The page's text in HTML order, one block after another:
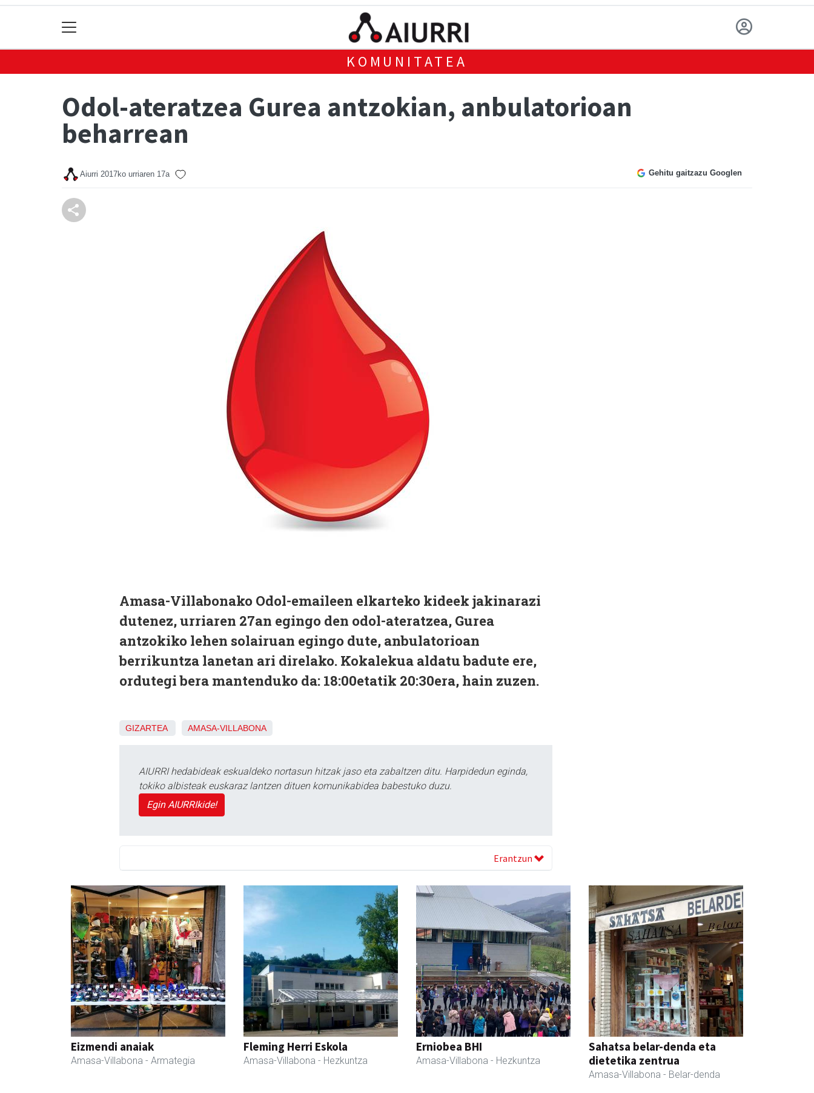
KOMUNITATEA
Odol-ateratzea Gurea antzokian, anbulatorioan
beharrean
Aiurri 2017ko urriaren 17a Gehitu gaitzazu Googlen
Amasa-Villabonako Odol-emaileen elkarteko kideek jakinarazi
dutenez, urriaren 27an egingo den odol-ateratzea, Gurea
antzokiko lehen solairuan egingo dute, anbulatorioan
berrikuntza lanetan ari direlako. Kokalekua aldatu badute ere,
ordutegi bera mantenduko da: 18:00etatik 20:30era, hain zuzen.
GIZARTEA AMASA-VILLABONA
AIURRI hedabideak eskualdeko nortasun hitzak jaso eta zabaltzen ditu. Harpidedun eginda,
tokiko albisteak euskaraz lantzen dituen komunikabidea babestuko duzu.
Egin AIURRIkide!
Erantzun
Eizmendi anaiak
Amasa-Villabona - Armategia
Fleming Herri Eskola
Amasa-Villabona - Hezkuntza
Erniobea BHI
Amasa-Villabona - Hezkuntza
Sahatsa belar-denda eta
dietetika zentrua
Amasa-Villabona - Belar-denda